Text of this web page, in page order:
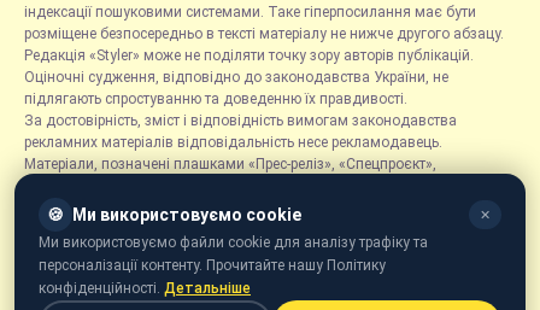
індексації пошуковими системами. Таке гіперпосилання має бути
розміщене безпосередньо в тексті матеріалу не нижче другого абзацу.
Редакція «Styler» може не поділяти точку зору авторів публікацій.
Оціночні судження, відповідно до законодавства України, не
підлягають спростуванню та доведенню їх правдивості.
За достовірність, зміст і відповідність вимогам законодавства
рекламних матеріалів відповідальність несе рекламодавець.
Матеріали, позначені плашками «Прес-реліз», «Спецпроєкт»,
розміщуються на правах реклами.
Рубрика «Новини компаній» є інформаційним форматом, що містить
новини, повідомлення та оголошення, пов'язані з діяльністю
компаній, і ґрунтується на інформації, наданій відповідними
компаніями. Редакція не несе відповідальності за достовірність такої
🍪 Ми використовуємо cookie ✕
Ми використовуємо файли cookie для аналізу трафіку та
персоналізації контенту. Прочитайте нашу Політику
конфіденційності. Детальніше